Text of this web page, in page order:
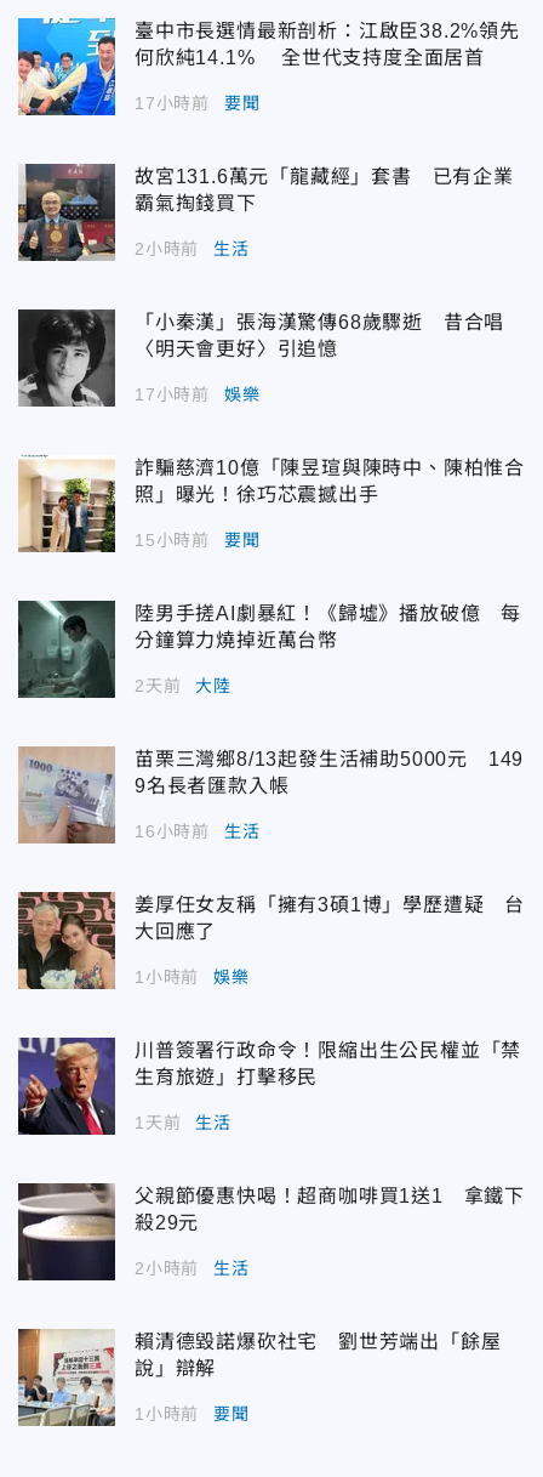
臺中市長選情最新剖析：江啟臣38.2%領先
何欣純14.1% 全世代支持度全面居首
17小時前 要聞
故宮131.6萬元「龍藏經」套書 已有企業
霸氣掏錢買下
2小時前 生活
「小秦漢」張海漢驚傳68歲驟逝 昔合唱
〈明天會更好〉引追憶
17小時前 娛樂
詐騙慈濟10億「陳昱瑄與陳時中、陳柏惟合
照」曝光！徐巧芯震撼出手
15小時前 要聞
陸男手搓AI劇暴紅！《歸墟》播放破億 每
分鐘算力燒掉近萬台幣
2天前 大陸
苗栗三灣鄉8/13起發生活補助5000元 149
9名長者匯款入帳
16小時前 生活
姜厚任女友稱「擁有3碩1博」學歷遭疑 台
大回應了
1小時前 娛樂
川普簽署行政命令！限縮出生公民權並「禁
生育旅遊」打擊移民
1天前 生活
父親節優惠快喝！超商咖啡買1送1 拿鐵下
殺29元
2小時前 生活
賴清德毀諾爆砍社宅 劉世芳端出「餘屋
說」辯解
1小時前 要聞